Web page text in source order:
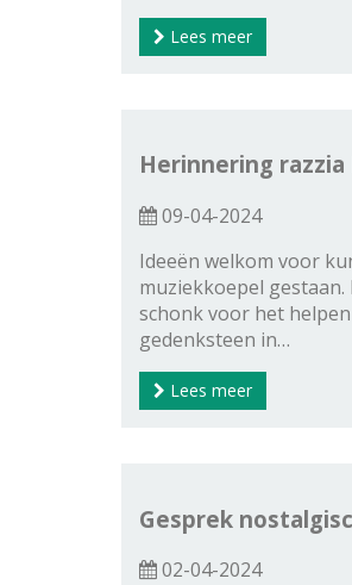
Lees meer
Herinnering
09-04-2024
Ideeën welkom voor
muziekkoepel
schonk voor het
gedenksteen in…
Lees meer
Gesprek
02-04-2024